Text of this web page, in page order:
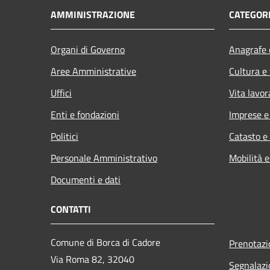
AMMINISTRAZIONE
Organi di Governo
Aree Amministrative
Uffici
Enti e fondazioni
Politici
Personale Amministrativo
Documenti e dati
Cultura
Vita
Imprese
Catasto
Mobilità
CONTATTI
Comune di Borca di Cadore
Via Roma 82, 32040